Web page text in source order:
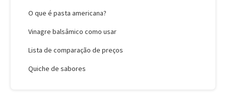
O que é pasta americana?
Vinagre balsâmico como usar
Lista de comparação de preços
Quiche de sabores